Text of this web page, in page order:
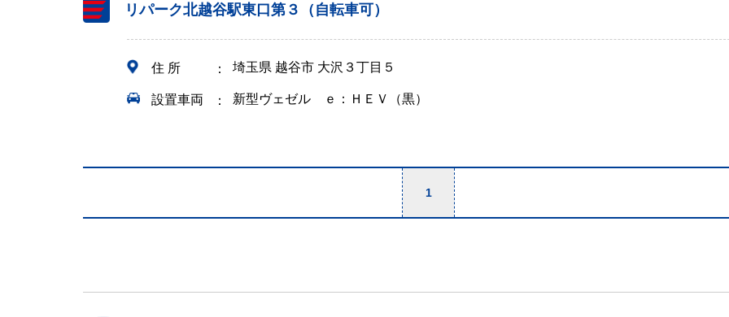
リパーク北越谷駅東口第３（自転車可）
住 所 埼玉県 越谷市 大沢３丁目５
設置車両 新型ヴェゼル ｅ：ＨＥＶ（黒）
1